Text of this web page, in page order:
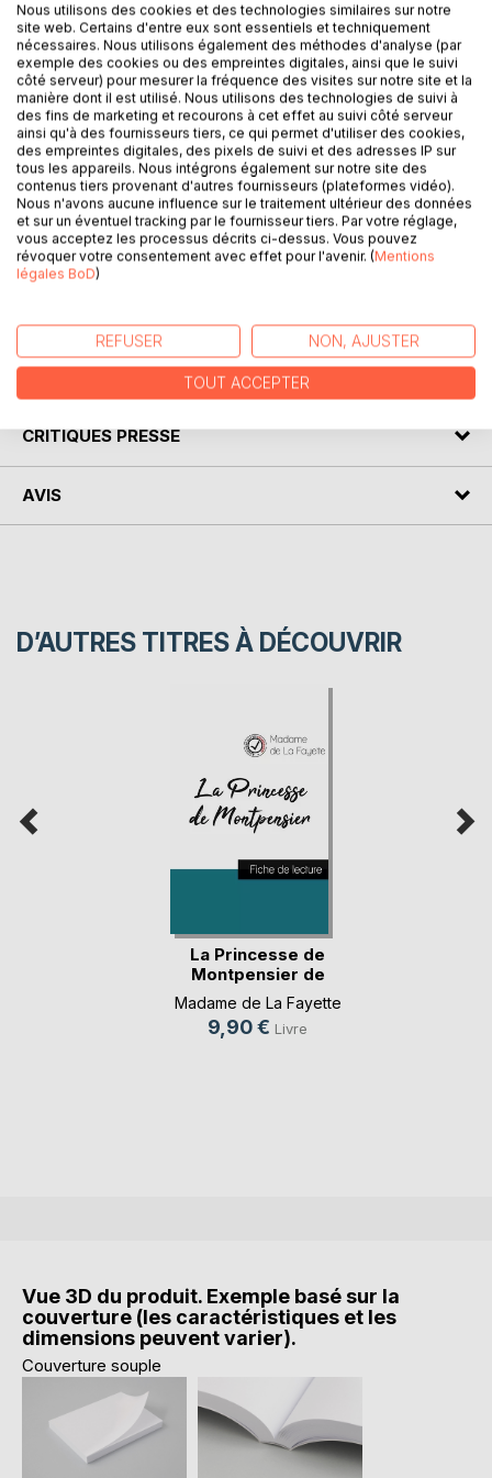
DESCRIPTION
Venez découvrir La Princesse de Clèves de Madame de
La Fayette grâce à une analyse littéraire de référence !
Écrite par un spécialiste universitaire, cette fiche de lecture
est recommandée par de nombreux enseignants. Cet
ouvrage contient la biographie de l'écrivain, le résumé
détaillé, le mouvement littéraire, le contexte de publication
CRITIQUES PRESSE
AVIS
D’AUTRES TITRES À DÉCOUVRIR
La Princesse de
Montpensier de
Mad(...)
Madame de La Fayette
9,90 € Livre
Vue 3D du produit. Exemple basé sur la
couverture (les caractéristiques et les
dimensions peuvent varier).
Couverture souple
Nous utilisons des cookies et des technologies similaires sur notre
site web. Certains d'entre eux sont essentiels et techniquement
nécessaires. Nous utilisons également des méthodes d'analyse (par
exemple des cookies ou des empreintes digitales, ainsi que le suivi
côté serveur) pour mesurer la fréquence des visites sur notre site et la
manière dont il est utilisé. Nous utilisons des technologies de suivi à
des fins de marketing et recourons à cet effet au suivi côté serveur
ainsi qu'à des fournisseurs tiers, ce qui permet d'utiliser des cookies,
des empreintes digitales, des pixels de suivi et des adresses IP sur
tous les appareils. Nous intégrons également sur notre site des
contenus tiers provenant d'autres fournisseurs (plateformes vidéo).
Nous n'avons aucune influence sur le traitement ultérieur des données
et sur un éventuel tracking par le fournisseur tiers. Par votre réglage,
vous acceptez les processus décrits ci-dessus. Vous pouvez
révoquer votre consentement avec effet pour l'avenir. (Mentions
légales BoD)
REFUSER NON, AJUSTER
TOUT ACCEPTER